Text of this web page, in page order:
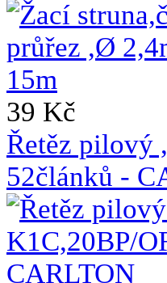
39 Kč
Řetěz pilový
52článků -